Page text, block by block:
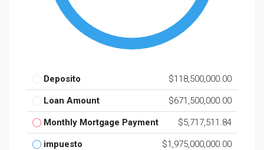
Deposito $118,500,000.00
Loan Amount $671,500,000.00
Monthly Mortgage Payment $5,717,511.84
impuesto $1,975,000,000.00